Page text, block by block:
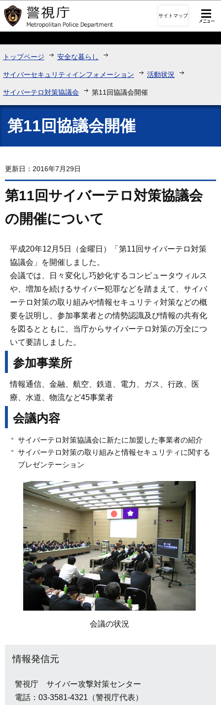
このページの本文へ移動
サイトマップ
トップページ 安全な暮らし
サイバーセキュリティインフォメーション 活動状況
サイバーテロ対策協議会 第11回協議会開催
第11回協議会開催
更新日：2016年7月29日
第11回サイバーテロ対策協議会
の開催について
平成20年12月5日（金曜日）「第11回サイバーテロ対策
協議会」を開催しました。
会議では、日々変化し巧妙化するコンピュータウィルス
や、増加を続けるサイバー犯罪などを踏まえて、サイバ
ーテロ対策の取り組みや情報セキュリティ対策などの概
要を説明し、参加事業者との情勢認識及び情報の共有化
を図るとともに、当庁からサイバーテロ対策の万全につ
いて要請しました。
参加事業所
情報通信、金融、航空、鉄道、電力、ガス、行政、医
療、水道、物流など45事業者
会議内容
サイバーテロ対策協議会に新たに加盟した事業者の紹介
サイバーテロ対策の取り組みと情報セキュリティに関する
プレゼンテーション
会議の状況
情報発信元
警視庁 サイバー攻撃対策センター
電話：03-3581-4321（警視庁代表）